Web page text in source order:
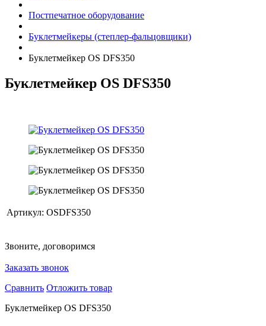
Постпечатное оборудование
Буклетмейкеры (степлер-фальцовщики)
Буклетмейкер OS DFS350
Буклетмейкер OS DFS350
Артикул: OSDFS350
Звоните, договоримся
Заказать звонок
Сравнить Отложить товар
Буклетмейкер OS DFS350